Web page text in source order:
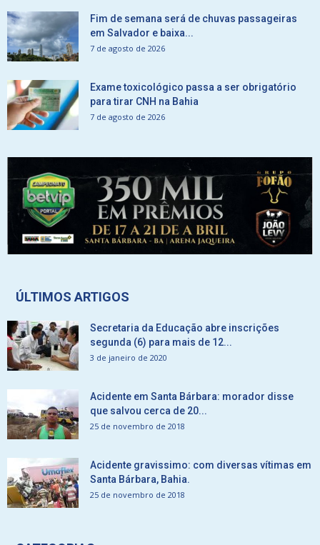
Fim de semana será de chuvas passageiras
em Salvador e baixa...
7 de agosto de 2026
Exame toxicológico passa a ser obrigatório
para tirar CNH na Bahia
7 de agosto de 2026
ÚLTIMOS ARTIGOS
Secretaria da Educação abre inscrições
segunda (6) para mais de 12...
3 de janeiro de 2020
Acidente em Santa Bárbara: morador disse
que salvou cerca de 20...
25 de novembro de 2018
Acidente gravissimo: com diversas vítimas em
Santa Bárbara, Bahia.
25 de novembro de 2018